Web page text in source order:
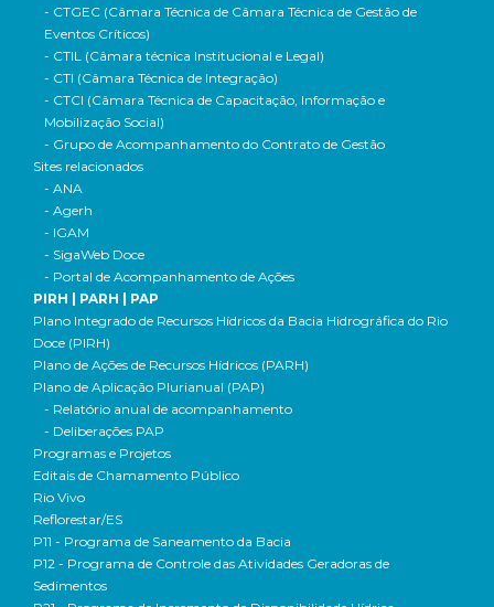
- CTGEC (Câmara Técnica de Câmara Técnica de Gestão de
Eventos Críticos)
- CTIL (Câmara técnica Institucional e Legal)
- CTI (Câmara Técnica de Integração)
- CTCI (Câmara Técnica de Capacitação, Informação e
Mobilização Social)
- Grupo de Acompanhamento do Contrato de Gestão
Sites relacionados
- ANA
- Agerh
- IGAM
- SigaWeb Doce
- Portal de Acompanhamento de Ações
PIRH | PARH | PAP
Plano Integrado de Recursos Hídricos da Bacia Hidrográfica do Rio
Doce (PIRH)
Plano de Ações de Recursos Hídricos (PARH)
Plano de Aplicação Plurianual (PAP)
- Relatório anual de acompanhamento
- Deliberações PAP
Programas e Projetos
Editais de Chamamento Público
Rio Vivo
Reflorestar/ES
P11 - Programa de Saneamento da Bacia
P12 - Programa de Controle das Atividades Geradoras de
Sedimentos